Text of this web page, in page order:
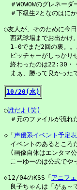
＃WOWOWのグレネー
＃下級生2となのはに
○友人が、そのために今
西武球場までお出かけ
1-0でまだ2回の裏。。
ピッチャーがしっかり
終わったのは22:30・
まぁ、勝って良かった
10/20(水)
○誰だよ(笑)
＃元のファイルが流れ
◇「 声優系イベント予定表
イベントのあるところ
(画像自体はエンタマ
こーゆーのは公式でや
◇12/04のKSS「 アニフ
良子ちゃんは「がぁ～